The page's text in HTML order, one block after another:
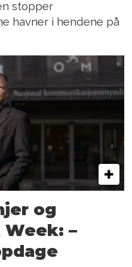
stopper
havner i hendene på
og
–